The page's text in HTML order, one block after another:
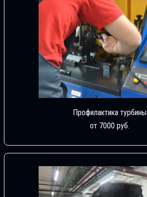
Профилактика турбины
от 7000 руб.